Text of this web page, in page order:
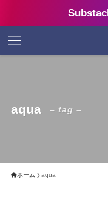
aqua – tag –
ホーム aqua